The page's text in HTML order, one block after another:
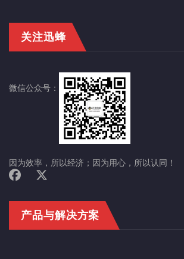
关注迅蜂
微信公众号：
因为效率，所以经济；因为用心，所以认同！
产品与解决方案